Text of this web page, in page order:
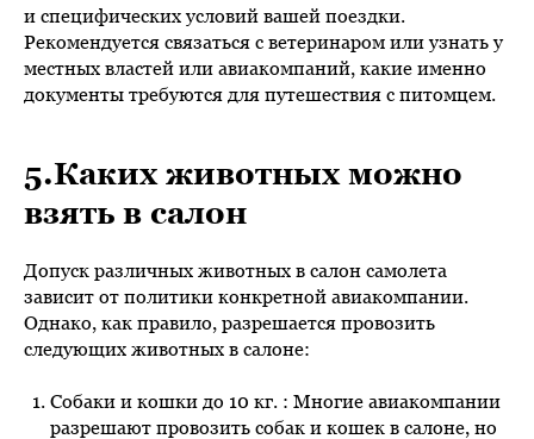
и специфических условий вашей поездки.
Рекомендуется связаться с ветеринаром или узнать у
местных властей или авиакомпаний, какие именно
документы требуются для путешествия с питомцем.
5.Каких животных можно
взять в салон
Допуск различных животных в салон самолета
зависит от политики конкретной авиакомпании.
Однако, как правило, разрешается провозить
следующих животных в салоне:
Собаки и кошки до 10 кг. : Многие авиакомпании
разрешают провозить собак и кошек в салоне, но